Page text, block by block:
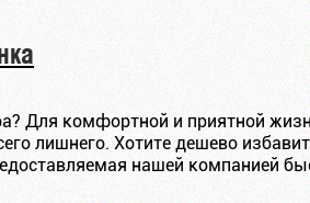
Для комфортной и приятной
лишнего. Хотите дешево
нашей компанией